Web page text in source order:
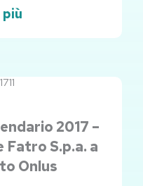
più
2017 –
Fatro S.p.a. a
Onlus